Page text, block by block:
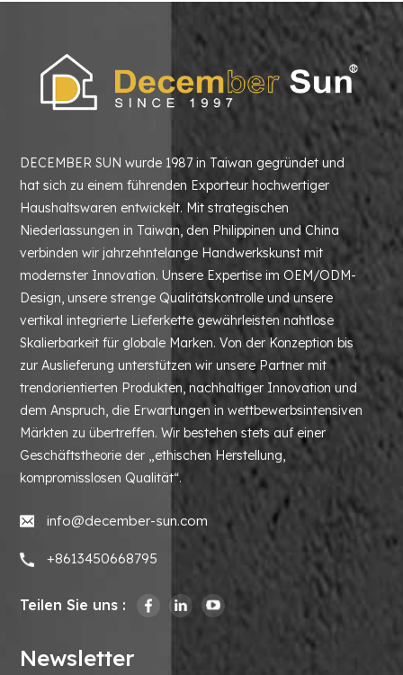
DECEMBER SUN wurde 1987 in Taiwan gegründet und
hat sich zu einem führenden Exporteur hochwertiger
Haushaltswaren entwickelt. Mit strategischen
Niederlassungen in Taiwan, den Philippinen und China
verbinden wir jahrzehntelange Handwerkskunst mit
modernster Innovation. Unsere Expertise im OEM/ODM-
Design, unsere strenge Qualitätskontrolle und unsere
vertikal integrierte Lieferkette gewährleisten nahtlose
Skalierbarkeit für globale Marken. Von der Konzeption bis
zur Auslieferung unterstützen wir unsere Partner mit
trendorientierten Produkten, nachhaltiger Innovation und
dem Anspruch, die Erwartungen in wettbewerbsintensiven
Märkten zu übertreffen. Wir bestehen stets auf einer
Geschäftstheorie der „ethischen Herstellung,
kompromisslosen Qualität“.
info@december-sun.com
+8613450668795
Teilen Sie uns :
Newsletter